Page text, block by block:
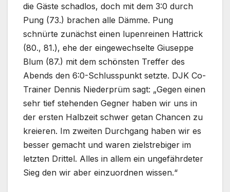
die Gäste schadlos, doch mit dem 3:0 durch
Pung (73.) brachen alle Dämme. Pung
schnürte zunächst einen lupenreinen Hattrick
(80., 81.), ehe der eingewechselte Giuseppe
Blum (87.) mit dem schönsten Treffer des
Abends den 6:0-Schlusspunkt setzte. DJK Co-
Trainer Dennis Niederprüm sagt: „Gegen einen
sehr tief stehenden Gegner haben wir uns in
der ersten Halbzeit schwer getan Chancen zu
kreieren. Im zweiten Durchgang haben wir es
besser gemacht und waren zielstrebiger im
letzten Drittel. Alles in allem ein ungefährdeter
Sieg den wir aber einzuordnen wissen.“